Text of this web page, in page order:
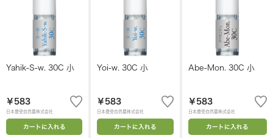
Yahik-S-w. 30C 小
￥583
日本豊受自然農株式会社
カートに入れる
Yoi-w. 30C 小
￥583
日本豊受自然農株式会社
カートに入れる
Abe-Mon. 30C 小
￥583
日本豊受自然農株式会社
カートに入れる